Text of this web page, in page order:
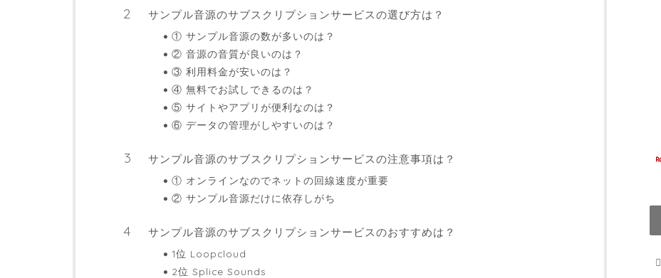
サンプル音源のサブスクリプションサービスの選び方は？
① サンプル音源の数が多いのは？
② 音源の音質が良いのは？
③ 利用料金が安いのは？
④ 無料でお試しできるのは？
⑤ サイトやアプリが便利なのは？
⑥ データの管理がしやすいのは？
サンプル音源のサブスクリプションサービスの注意事項は？
① オンラインなのでネットの回線速度が重要
② サンプル音源だけに依存しがち
サンプル音源のサブスクリプションサービスのおすすめは？
1位 Loopcloud
2位 Splice Sounds